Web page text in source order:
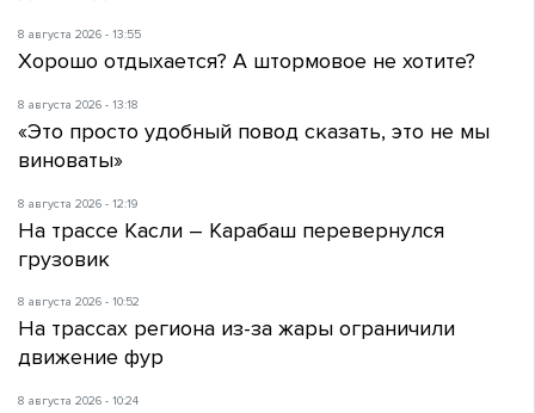
8 августа 2026 - 13:55
Хорошо отдыхается? А штормовое не хотите?
8 августа 2026 - 13:18
«Это просто удобный повод сказать, это не мы
виноваты»
8 августа 2026 - 12:19
На трассе Касли – Карабаш перевернулся
грузовик
8 августа 2026 - 10:52
На трассах региона из-за жары ограничили
движение фур
8 августа 2026 - 10:24